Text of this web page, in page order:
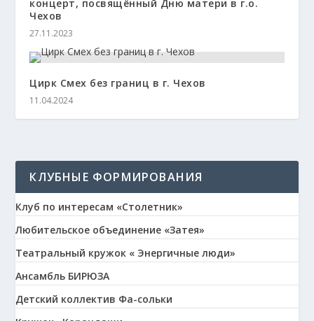
концерт, посвящённый Дню матери в г.о.
Чехов
27.11.2023
Цирк Смех без границ в г. Чехов
11.04.2024
КЛУБНЫЕ ФОРМИРОВАНИЯ
Клуб по интересам «Столетник»
Любительское объединение «Затея»
Театральный кружок « Энергичные люди»
Ансамбль БИРЮЗА
Детский коллектив Фа-сольки